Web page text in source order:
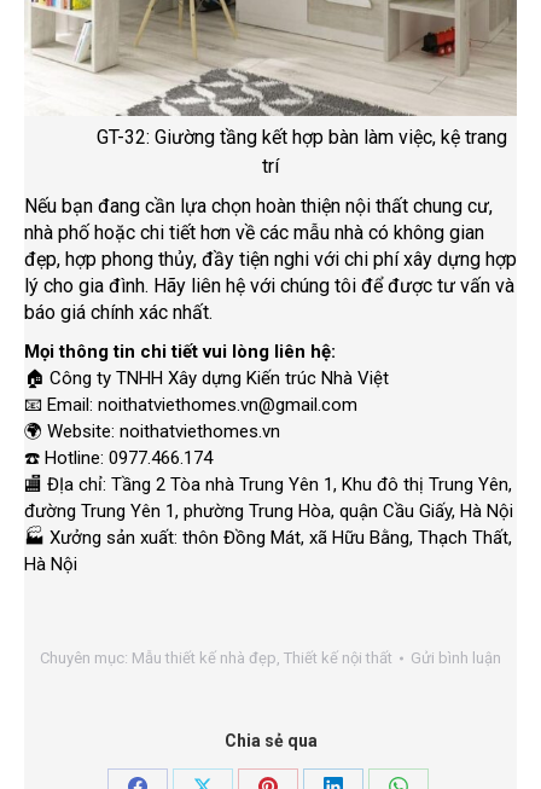
GT-32: Giường tầng kết hợp bàn làm việc, kệ trang
trí
Nếu bạn đang cần lựa chọn hoàn thiện nội thất chung cư,
nhà phố hoặc chi tiết hơn về các mẫu nhà có không gian
đẹp, hợp phong thủy, đầy tiện nghi với chi phí xây dựng hợp
lý cho gia đình. Hãy liên hệ với chúng tôi để được tư vấn và
báo giá chính xác nhất.
Mọi thông tin chi tiết vui lòng liên hệ:
🏠 Công ty TNHH Xây dựng Kiến trúc Nhà Việt
📧 Email: noithatviethomes.vn@gmail.com
🌍 Website: noithatviethomes.vn
☎️ Hotline: 0977.466.174
🏬 ĐỊa chỉ: Tầng 2 Tòa nhà Trung Yên 1, Khu đô thị Trung Yên,
đường Trung Yên 1, phường Trung Hòa, quận Cầu Giấy, Hà Nội
🏭 Xưởng sản xuất: thôn Đồng Mát, xã Hữu Bằng, Thạch Thất,
Hà Nội
Chuyên mục: Mẫu thiết kế nhà đẹp, Thiết kế nội thất Gửi bình luận
Chia sẻ qua